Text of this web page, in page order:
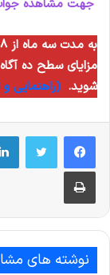
جهت مشاهده
مزایای سطح ده
شوید. (راهنمایی
چاپ
نوشته های